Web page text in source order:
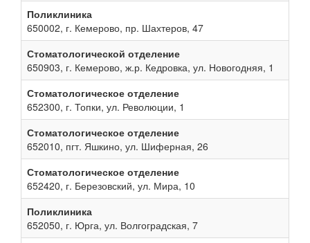
Поликлиника
650002, г. Кемерово, пр. Шахтеров, 47
Стоматологической отделение
650903, г. Кемерово, ж.р. Кедровка, ул. Новогодняя, 1
Стоматологическое отделение
652300, г. Топки, ул. Революции, 1
Стоматологическое отделение
652010, пгт. Яшкино, ул. Шиферная, 26
Стоматологическое отделение
652420, г. Березовский, ул. Мира, 10
Поликлиника
652050, г. Юрга, ул. Волгоградская, 7